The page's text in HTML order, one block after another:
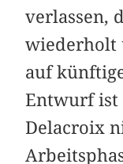
verlassen,
wiederholt
auf
Entwurf ist
Delacroix